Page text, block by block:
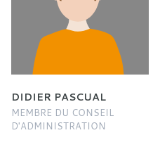
DIDIER PASCUAL
MEMBRE DU CONSEIL
D'ADMINISTRATION